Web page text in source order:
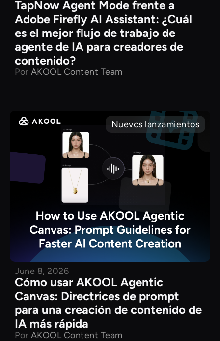
TapNow Agent Mode frente a
Adobe Firefly AI Assistant: ¿Cuál
es el mejor flujo de trabajo de
agente de IA para creadores de
contenido?
Por AKOOL Content Team
Nuevos lanzamientos
June 8, 2026
Cómo usar AKOOL Agentic
Canvas: Directrices de prompt
para una creación de contenido de
IA más rápida
Por AKOOL Content Team